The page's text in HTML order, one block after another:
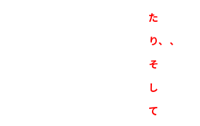
た
り、、
そ
し
て